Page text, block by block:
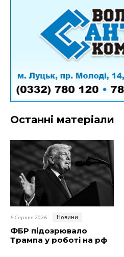
Останні матеріали
6 Серпня 2026 Новини
ФБР підозрювало
Трампа у роботі на рф